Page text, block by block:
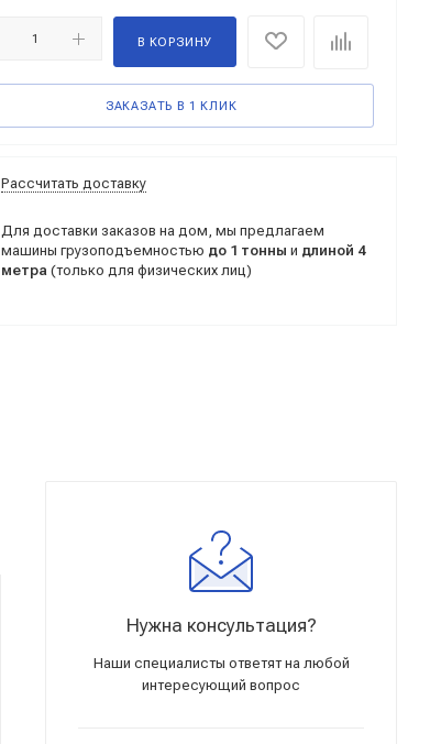
В КОРЗИНУ
ЗАКАЗАТЬ В 1 КЛИК
Рассчитать доставку
Для доставки заказов на дом, мы предлагаем
машины грузоподъемностью до 1 тонны и длиной 4
метра (только для физических лиц)
Нужна консультация?
Наши специалисты ответят на любой
интересующий вопрос